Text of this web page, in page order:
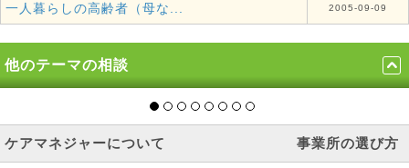
一人暮らしの高齢者（母な... 2005-09-09
他のテーマの相談
ケアマネジャーについて 事業所の選び方